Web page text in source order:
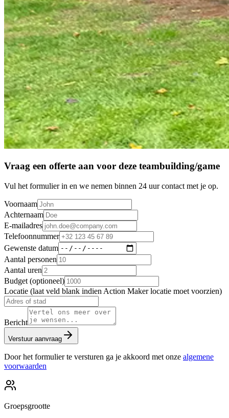
Vraag een offerte aan voor deze teambuilding/game
Vul het formulier in en we nemen binnen 24 uur contact met je op.
Voornaam
Achternaam
E-mailadres
Telefoonnummer
Gewenste datum
Aantal personen
Aantal uren
Budget (optioneel)
Locatie (laat veld blank indien Action Maker locatie moet voorzien)
Bericht
Verstuur aanvraag
Door het formulier te versturen ga je akkoord met onze algemene
voorwaarden
Groepsgrootte